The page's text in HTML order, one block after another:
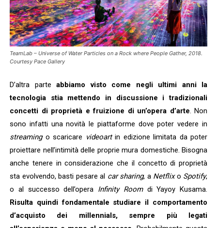
TeamLab – Universe of Water Particles on a Rock where People Gather, 2018.
Courtesy Pace Gallery
D’altra parte abbiamo visto come negli ultimi anni la
tecnologia stia mettendo in discussione i tradizionali
concetti di proprietà e fruizione di un’opera d’arte . Non
sono infatti una novità le piattaforme dove poter vedere in
streamingo scaricare videoartin edizione limitata da poter
proiettare nell’intimità delle proprie mura domestiche. Bisogna
anche tenere in considerazione che il concetto di proprietà
sta evolvendo, basti pesare al car sharing, a Netflixo Spotify,
o al successo dell’opera Infinity Roomdi Yayoy Kusama.
Risulta quindi fondamentale studiare il comportamento
d’acquisto dei millennials, sempre più legati